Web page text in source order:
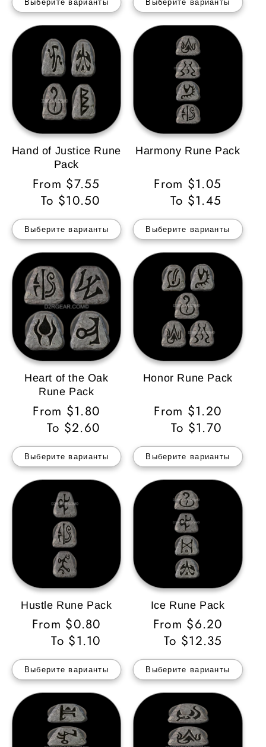
Hand of Justice Rune
Pack
Обычная
цена
From $7.55
To $10.50
Выберите варианты
Harmony Rune Pack
Обычная
цена
From $1.05
To $1.45
Выберите варианты
Heart of the Oak
Rune Pack
Обычная
цена
From $1.80
To $2.60
Выберите варианты
Honor Rune Pack
Обычная
цена
From $1.20
To $1.70
Выберите варианты
Hustle Rune Pack
Обычная
цена
From $0.80
To $1.10
Выберите варианты
Ice Rune Pack
Обычная
цена
From $6.20
To $12.35
Выберите варианты